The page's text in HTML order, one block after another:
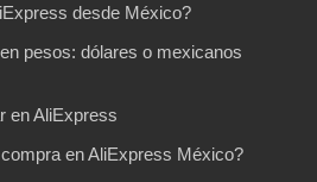
desde México?
pesos: dólares o mexicanos
en AliExpress
en AliExpress México?